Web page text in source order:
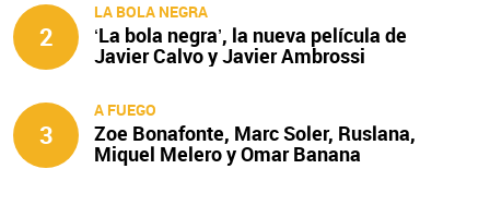
2
LA BOLA NEGRA
‘La bola negra’, la nueva película de
Javier Calvo y Javier Ambrossi
3
A FUEGO
Zoe Bonafonte, Marc Soler, Ruslana,
Miquel Melero y Omar Banana
protagonizan ‘A fuego’